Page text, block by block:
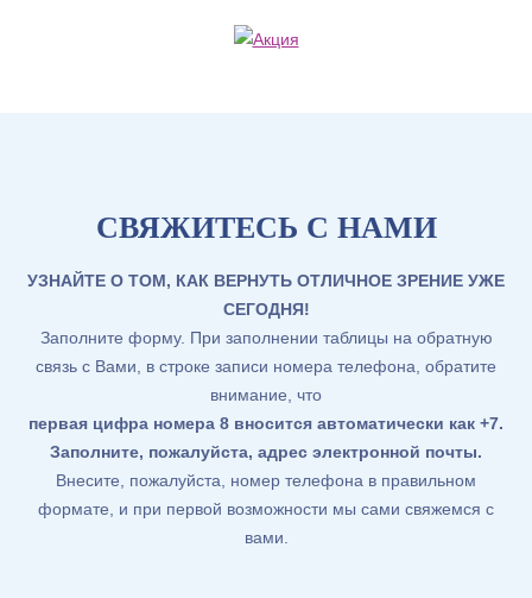
СВЯЖИТЕСЬ С НАМИ
УЗНАЙТЕ О ТОМ, КАК ВЕРНУТЬ ОТЛИЧНОЕ ЗРЕНИЕ УЖЕ
СЕГОДНЯ!
Заполните форму. При заполнении таблицы на обратную
связь с Вами, в строке записи номера телефона, обратите
внимание, что
первая цифра номера 8 вносится автоматически как +7.
Заполните, пожалуйста, адрес электронной почты.
Внесите, пожалуйста, номер телефона в правильном
формате, и при первой возможности мы сами свяжемся с
вами.